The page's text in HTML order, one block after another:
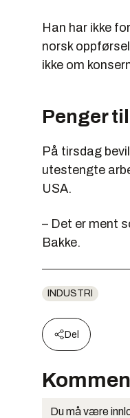
Han har ikke
norsk
ikke om
Penger
På tirsdag
utestengte
USA.
– Det er ment
Bakke.
INDUSTRI
Del
Du må være